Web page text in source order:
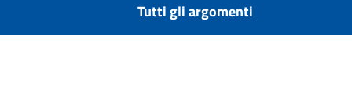
Tutti gli argomenti